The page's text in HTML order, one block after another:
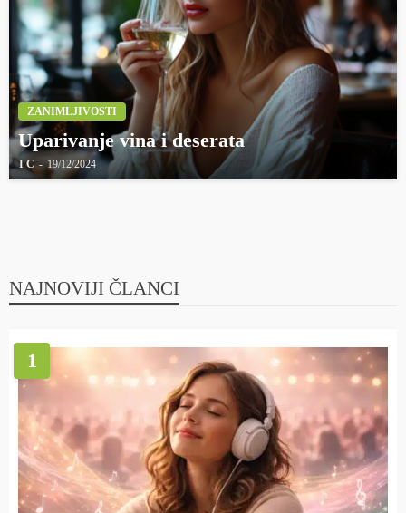
ZANIMLJIVOSTI
Uparivanje vina i deserata
I C 19/12/2024
NAJNOVIJI ČLANCI
1